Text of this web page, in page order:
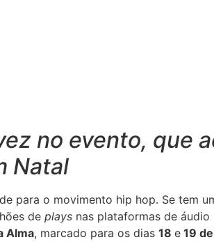
no evento, que
Natal
para o movimento hip hop. Se tem
de plays nas plataformas de
Alma, marcado para os dias 18 e 19